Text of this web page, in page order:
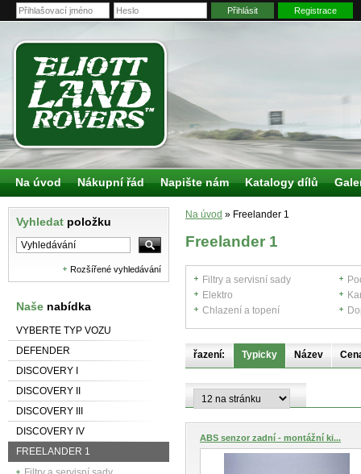
Přihlásit Registrace
Vyhledat položku
Rozšířené vyhledávání
Naše nabídka
VYBERTE TYP VOZU
DEFENDER
DISCOVERY I
DISCOVERY II
DISCOVERY III
DISCOVERY IV
FREELANDER 1
Na úvod » Freelander 1
Freelander 1
Filtry a servisní sady
Elektro
Chlazení a topení
řazení: Typicky Název
ABS senzor zadní - montážní ki...
Na úvod Nákupní řád Napište nám Katalogy dílů